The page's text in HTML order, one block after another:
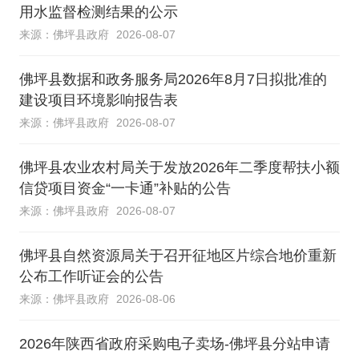
用水监督检测结果的公示
来源：佛坪县政府 2026-08-07
佛坪县数据和政务服务局2026年8月7日拟批准的
建设项目环境影响报告表
来源：佛坪县政府 2026-08-07
佛坪县农业农村局关于发放2026年二季度帮扶小额
信贷项目资金“一卡通”补贴的公告
来源：佛坪县政府 2026-08-07
佛坪县自然资源局关于召开征地区片综合地价重新
公布工作听证会的公告
来源：佛坪县政府 2026-08-06
2026年陕西省政府采购电子卖场-佛坪县分站申请